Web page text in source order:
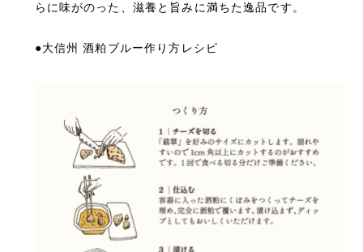
らに味がのった、滋養と旨みに満ちた逸品です。
●大信州 酒粕ブルー作り方レシピ